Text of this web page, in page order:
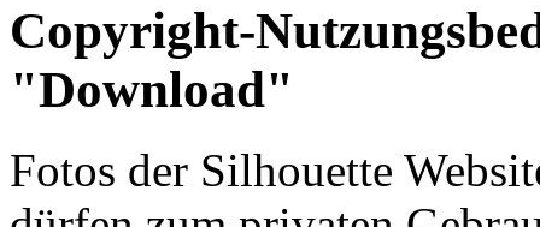
Copyright-
"Download"
Fotos der Silhouette